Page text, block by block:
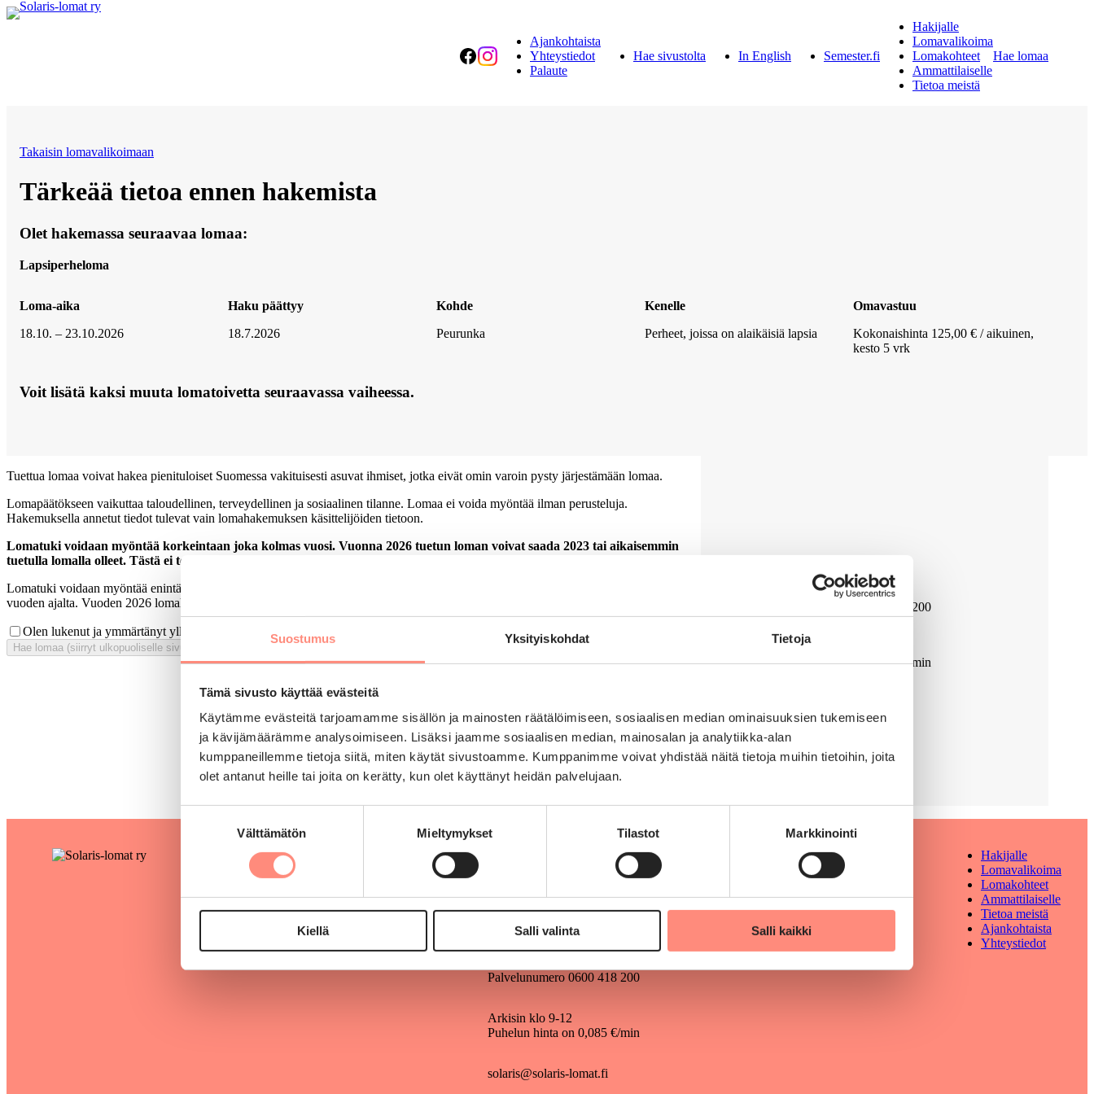
Suostumus Yksityiskohdat Tietoja
Tämä sivusto käyttää evästeitä
Käytämme evästeitä tarjoamamme sisällön ja mainosten räätälöimiseen, sosiaalisen median ominaisuuksien tukemiseen
ja kävijämäärämme analysoimiseen. Lisäksi jaamme sosiaalisen median, mainosalan ja analytiikka-alan
kumppaneillemme tietoja siitä, miten käytät sivustoamme. Kumppanimme voivat yhdistää näitä tietoja muihin tietoihin, joita
olet antanut heille tai joita on kerätty, kun olet käyttänyt heidän palvelujaan.
Välttämätön Mieltymykset Tilastot Markkinointi
Kiellä Salli valinta Salli kaikki
Siirry
Facebook
Instagram
Ajankohtaista
Yhteystiedot
Palaute
Hae sivustolta In English Semester.fi
Hakijalle
Lomavalikoima
Lomakohteet
Ammattilaiselle
Tietoa meistä
Hae lomaa
Takaisin lomavalikoimaan
Tärkeää tietoa ennen hakemista
Olet hakemassa seuraavaa lomaa:
Lapsiperheloma
Loma-aika
18.10. – 23.10.2026
Haku päättyy
18.7.2026
Kohde
Peurunka
Kenelle
Perheet, joissa on alaikäisiä lapsia
Omavastuu
Kokonaishinta 125,00 € / aikuinen,
kesto 5 vrk
Voit lisätä kaksi muuta lomatoivetta seuraavassa vaiheessa.
Tuettua lomaa voivat hakea pienituloiset Suomessa vakituisesti asuvat ihmiset, jotka eivät omin varoin pysty järjestämään lomaa.
Lomapäätökseen vaikuttaa taloudellinen, terveydellinen ja sosiaalinen tilanne. Lomaa ei voida myöntää ilman perusteluja.
Hakemuksella annetut tiedot tulevat vain lomahakemuksen käsittelijöiden tietoon.
Lomatuki voidaan myöntää korkeintaan joka kolmas vuosi. Vuonna 2026 tuetun loman voivat saada 2023 tai aikaisemmin
tuetulla lomalla olleet. Tästä ei tehdä poikkeuksia.
Lomatuki voidaan myöntää enintään kolme kertaa kymmenen vuoden aikana. Tässä otetaan huomioon tuetut lomat edellisten 10
vuoden ajalta. Vuoden 2026 lomahakuun vaikuttavat tuetut lomat vuodesta 2017 lähtien.
Olen lukenut ja ymmärtänyt yllä olevat ohjeet
Hae lomaa (siirryt ulkopuoliselle sivustolle)
Palvelunumero 0600 418 200
Arkisin klo 9-12
Puhelun hinta on 0,085 €/min
Kauppakaarre 1
00700 Helsinki
Palvelunumero 0600 418 200
Arkisin klo 9-12
Puhelun hinta on 0,085 €/min
solaris@solaris-lomat.fi
Hakijalle
Lomavalikoima
Lomakohteet
Ammattilaiselle
Tietoa meistä
Ajankohtaista
Yhteystiedot